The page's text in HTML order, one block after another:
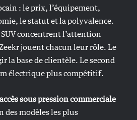
: le prix, l’équipement,
le statut et la polyvalence.
concentrent l’attention
jouent chacun leur rôle. Le
la base de clientèle. Le second
électrique plus compétitif.
sous pression commerciale
des modèles les plus